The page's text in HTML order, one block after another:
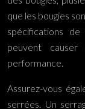
que les bougies
spécifications
peuvent
performance.
Assurez-vous
serrées. Un